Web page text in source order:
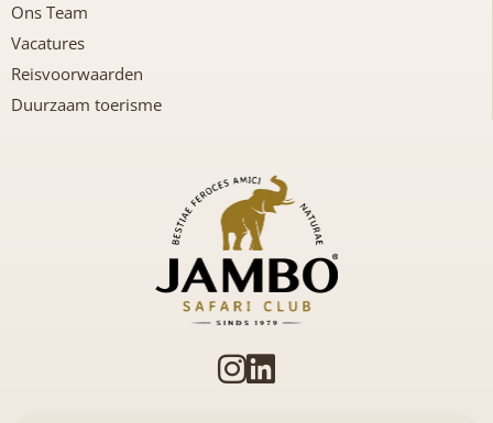
Ons Team
Vacatures
Reisvoorwaarden
Duurzaam toerisme